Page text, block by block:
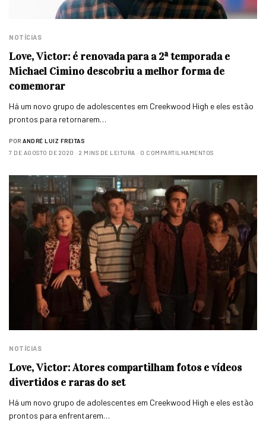
NOTÍCIAS
Love, Victor: é renovada para a 2ª temporada e
Michael Cimino descobriu a melhor forma de
comemorar
Há um novo grupo de adolescentes em Creekwood High e eles estão
prontos para retornarem…
POR ANDRÉ LUIZ FREITAS
7 DE AGOSTO DE 2020
2 MINS DE LEITURA 0 COMPARTILHAMENTOS
NOTÍCIAS
Love, Victor: Atores compartilham fotos e vídeos
divertidos e raras do set
Há um novo grupo de adolescentes em Creekwood High e eles estão
prontos para enfrentarem…